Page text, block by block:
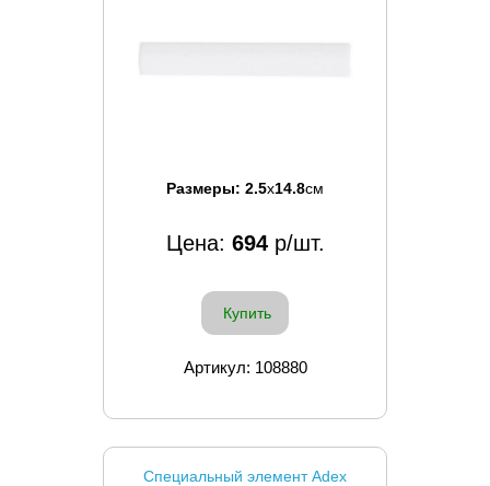
Размеры: 2.5x14.8см
Цена: 694р/шт.
Купить
Артикул: 108880
Специальный элемент Adex